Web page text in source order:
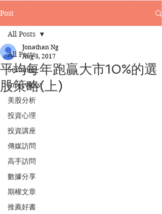
Post
All Posts
Seminar
Interview
美股分析
投資心理
投資講座
傳媒訪問
高手訪問
數據分享
期權文章
推薦好書
All Posts
平均每年跑贏大市10%的選
股策略(上)
Jonathan Ng
Aug 3, 2017